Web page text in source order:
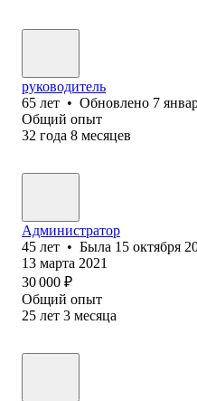
руководитель
65 лет • Обновлено 7
Общий опыт
32 года 8 месяцев
Администратор
45 лет • Была 15 октября
13 марта 2021
30 000 ₽
Общий опыт
25 лет 3 месяца